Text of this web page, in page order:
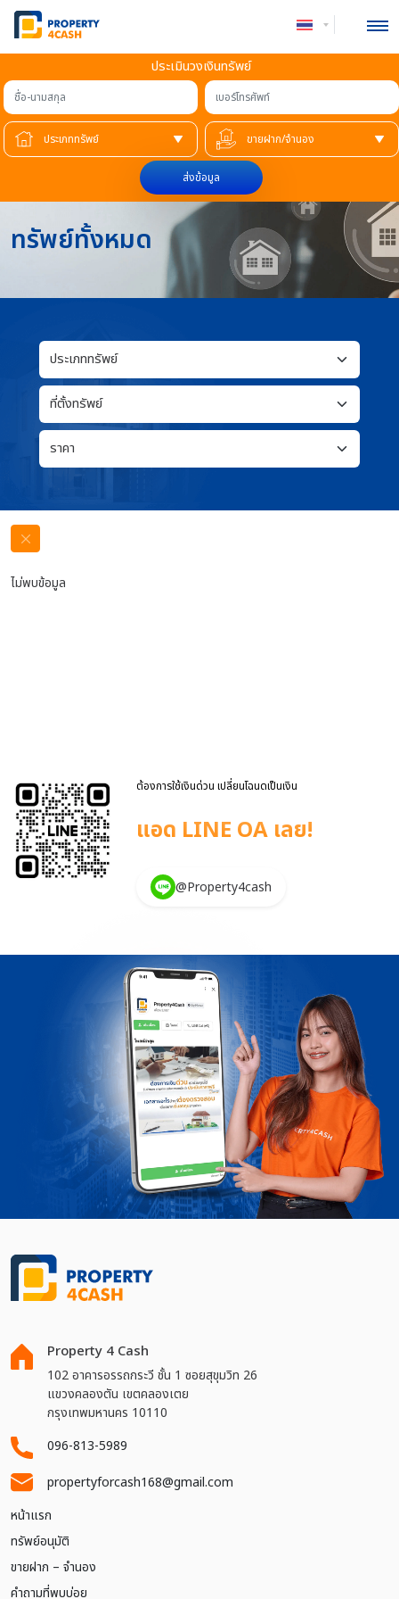
ประเมินวงเงินทรัพย์
ชื่อ-นามสกุล
เบอร์โทรศัพท์
ส่งข้อมูล
ทรัพย์ทั้งหมด
ไม่พบข้อมูล
ต้องการใช้เงินด่วน เปลี่ยนโฉนดเป็นเงิน
แอด LINE OA เลย!
@Property4cash
Property 4 Cash
102 อาคารอรรถกระวี ชั้น 1 ซอยสุขุมวิท 26
แขวงคลองตัน เขตคลองเตย
กรุงเทพมหานคร 10110
096-813-5989
propertyforcash168@gmail.com
หน้าแรก
ทรัพย์อนุมัติ
ขายฝาก – จำนอง
คำถามที่พบบ่อย